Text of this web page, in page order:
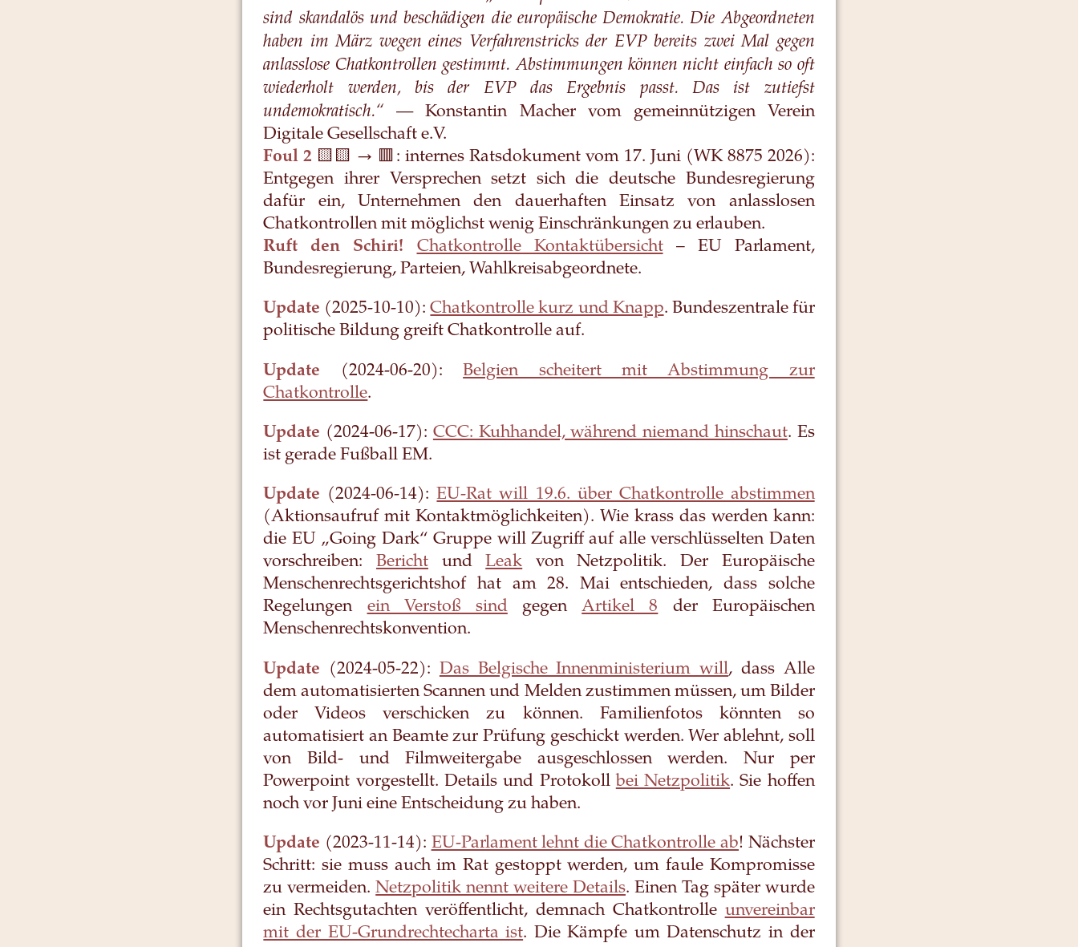
sind skandalös und beschädigen die europäische Demokratie. Die Abgeordneten
haben im März wegen eines Verfahrenstricks der EVP bereits zwei Mal gegen
anlasslose Chatkontrollen gestimmt. Abstimmungen können nicht einfach so oft
wiederholt werden, bis der EVP das Ergebnis passt. Das ist zutiefst
undemokratisch.“
— Konstantin Macher vom gemeinnützigen Verein
Digitale Gesellschaft e.V.
Foul 2 🟨🟨 → 🟥: internes Ratsdokument vom 17. Juni (WK 8875 2026):
Entgegen ihrer Versprechen setzt sich die deutsche Bundesregierung
dafür ein, Unternehmen den dauerhaften Einsatz von anlasslosen
Chatkontrollen mit möglichst wenig Einschränkungen zu erlauben.
Ruft den Schiri!
Chatkontrolle Kontaktübersicht– EU Parlament,
Bundesregierung, Parteien, Wahlkreisabgeordnete.
Update (2025-10-10):Chatkontrolle kurz und Knapp. Bundeszentrale für
politische Bildung greift Chatkontrolle auf.
Update (2024-06-20): Belgien scheitert mit Abstimmung zur
Chatkontrolle.
Update (2024-06-17): CCC: Kuhhandel, während niemand hinschaut. Es
ist gerade Fußball EM.
Update (2024-06-14):EU-Rat will 19.6. über Chatkontrolle abstimmen
(Aktionsaufruf mit Kontaktmöglichkeiten). Wie krass das werden kann:
die EU „Going Dark“ Gruppe will Zugriff auf alle verschlüsselten Daten
vorschreiben: Berichtund Leak von Netzpolitik. Der Europäische
Menschenrechtsgerichtshof hat am 28. Mai entschieden, dass solche
Regelungen ein Verstoß sindgegenArtikel 8 der Europäischen
Menschenrechtskonvention.
Update (2024-05-22): Das Belgische Innenministerium will, dass Alle
dem automatisierten Scannen und Melden zustimmen müssen, um Bilder
oder Videos verschicken zu können. Familienfotos könnten so
automatisiert an Beamte zur Prüfung geschickt werden. Wer ablehnt, soll
von Bild- und Filmweitergabe ausgeschlossen werden. Nur per
Powerpoint vorgestellt. Details und Protokoll bei Netzpolitik. Sie hoffen
noch vor Juni eine Entscheidung zu haben.
Update (2023-11-14): EU-Parlament lehnt die Chatkontrolle ab! Nächster
Schritt: sie muss auch im Rat gestoppt werden, um faule Kompromisse
zu vermeiden.Netzpolitik nennt weitere Details. Einen Tag später wurde
ein Rechtsgutachten veröffentlicht, demnach Chatkontrolle unvereinbar
mit der EU-Grundrechtecharta ist. Die Kämpfe um Datenschutz in der